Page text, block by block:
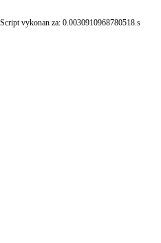
Script vykonan za: 0.0030910968780518.s